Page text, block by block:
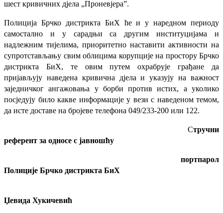
шест кривичних дјела „Проневјера”.
Полиција Брчко дистрикта БиХ ће и у наредном периоду
самостално и у сарадњи са другим институцијама и
надлежним тијелима, приоритетно наставити активности на
супротстављању свим облицима корупције на простору Брчко
дистрикта БиХ, те овим путем охрабрује грађане да
пријављују наведена кривична дјела и указују на важност
заједничког ангажовања у борби против истих, а уколико
посједују било какве информације у вези с наведеном темом,
да исте доставе на бројеве телефона 049/233-200 или 122.
Стручни
референт за односе с јавношћу
портпарол
Полиције Брчко дистрикта БиХ
Џевида Хукичевић